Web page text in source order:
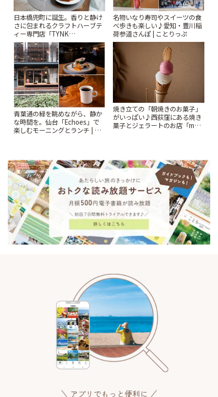
日本橋兜町に誕生。香りと静け
さに包まれるクラフトハーブテ
ィー専門店「TYNK
Kabutocho」 | ことりっぷ
名物いなり寿司やスイーツの食
べ歩きも楽しい♪愛知・豊川稲
荷参道さんぽ | ことりっぷ
青葉通の緑を眺めながら、静か
な時間を。仙台「Echoes」で
楽しむモーニングとランチ | こ
焼き立ての「朝焼きのお菓子」
がいっぱい♪西荻窪にある焼き
菓子とジェラートのお店「mUni
アプリでもっと便利に